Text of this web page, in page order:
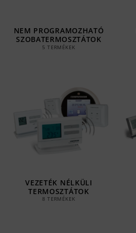
NEM PROGRAMOZHATÓ
SZOBATERMOSZTÁTOK
5 TERMÉKEK
VEZETÉK NÉLKÜLI
TERMOSZTÁTOK
8 TERMÉKEK